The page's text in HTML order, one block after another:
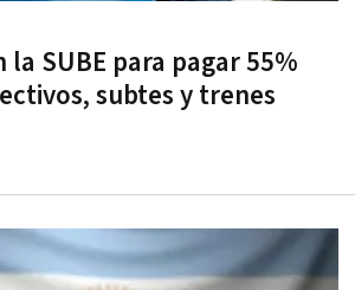
SUBE para pagar 55%
subtes y trenes